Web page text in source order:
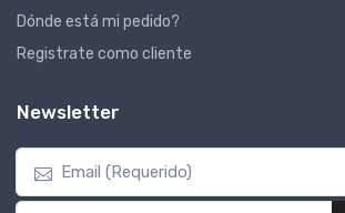
Dónde está mi pedido?
Registrate como cliente
Newsletter